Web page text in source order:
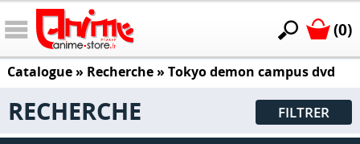
(0)
Catalogue» Recherche » Tokyo demon campus dvd
RECHERCHE FILTRER